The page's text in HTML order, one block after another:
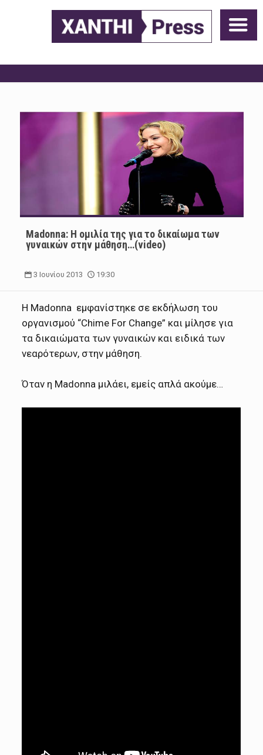
Madonna: Η ομιλία της για το δικαίωμα των
γυναικών στην μάθηση…(video)
3 Ιουνίου 2013 19:30
Η Madonna εμφανίστηκε σε εκδήλωση του
οργανισμού “Chime For Change” και μίλησε για
τα δικαιώματα των γυναικών και ειδικά των
νεαρότερων, στην μάθηση.
Όταν η Madonna μιλάει, εμείς απλά ακούμε…